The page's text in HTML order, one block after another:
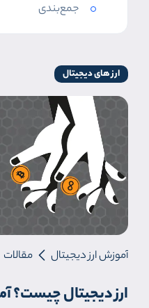
جمع‌بندی
ارز های دیجیتال
آموزش ارز دیجیتال مقالات
ارز دیجیتال چیست؟